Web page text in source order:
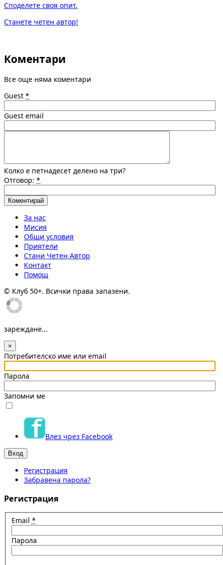
Споделете своя опит.
Станете четен автор!
Коментари
Все още няма коментари
Guest *
Guest email
Колко е петнадесет делено на три?
Отговор: *
За нас
Мисия
Общи условия
Приятели
Стани Четен Автор
Контакт
Помощ
© Клуб 50+. Всички права запазени.
зареждане...
×
Потребителско име или email
Парола
Запомни ме
Влез чрез Facebook
Регистрация
Забравена парола?
Регистрация
Email *
Парола